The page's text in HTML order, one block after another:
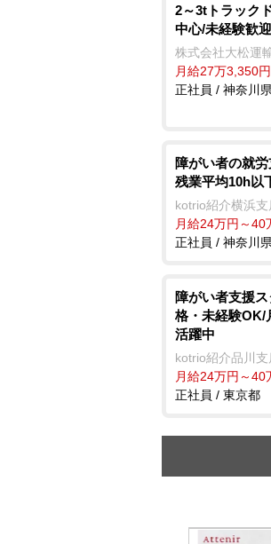
2～3tトラック
中心/未経験歓
株式会社大松運
月給27万3,350
正社員 / 神奈川県
障がい者の就
残業平均10h以
kotrio紹介横浜支
月給24万円～40
正社員 / 神奈川県
障がい者支援
格・未経験OK/
活躍中
kotrio紹介品川支
月給24万円～40
正社員 / 東京都